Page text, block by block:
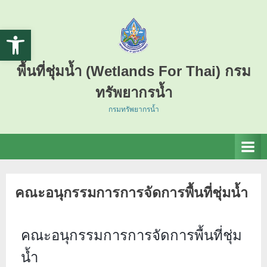
Open toolbar
พื้นที่ชุ่มน้ำ (Wetlands For Thai) กรม
ทรัพยากรน้ำ
กรมทรัพยากรน้ำ
คณะอนุกรรมการการจัดการพื้นที่ชุ่มน้ำ
คณะอนุกรรมการการจัดการพื้นที่ชุ่ม
น้ำ